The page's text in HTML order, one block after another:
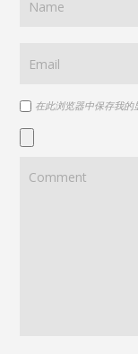
在此浏览器中保存我的